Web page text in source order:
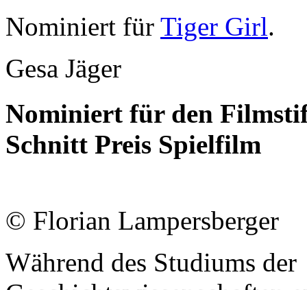
Nominiert für Tiger Girl.
Gesa Jäger
Nominiert für den
Schnitt Preis Spielfilm
© Florian Lampersberger
Während des Studiums der